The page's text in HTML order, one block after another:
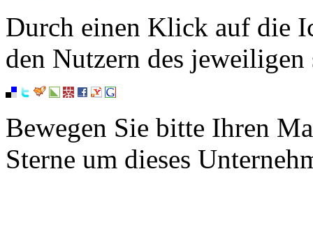
Durch einen Klick auf die
den Nutzern des
Bewegen Sie bitte Ihren
Sterne um dieses